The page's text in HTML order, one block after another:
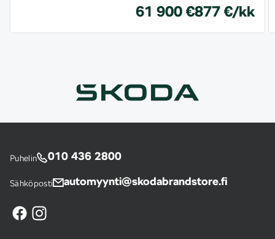
61 900 €877 €/kk
Puhelin 010 436 2800
Sähköposti automyynti@skodabrandstore.fi